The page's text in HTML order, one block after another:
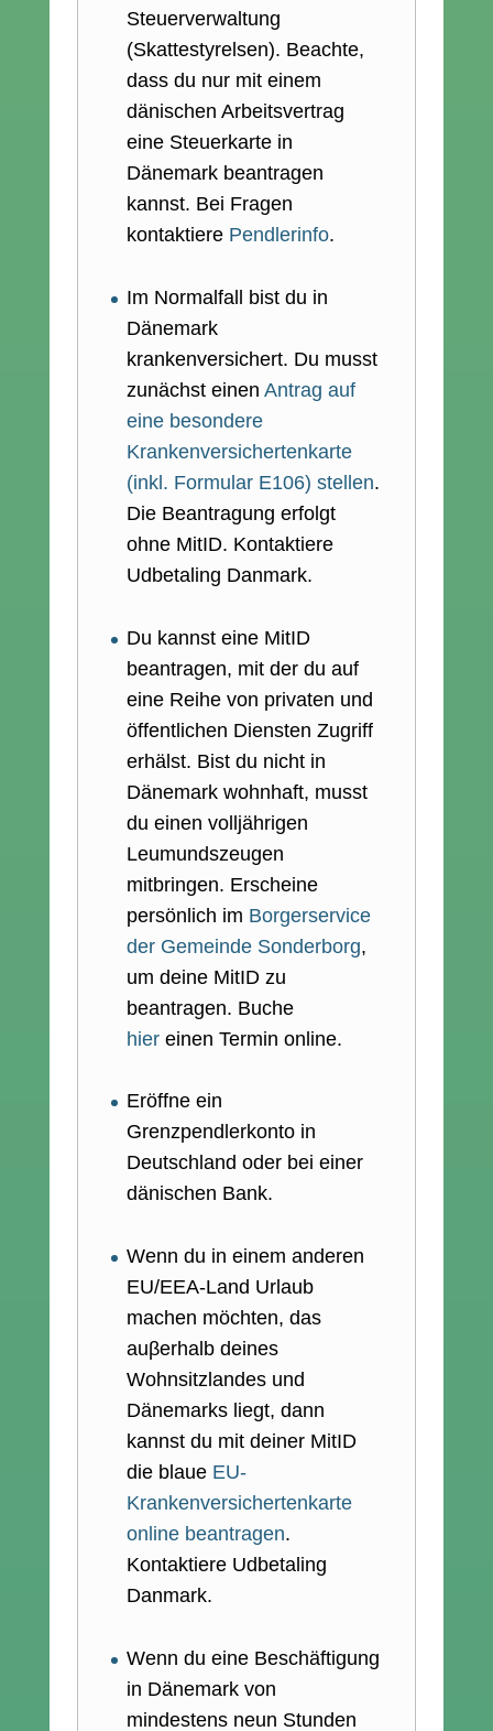
Steuerverwaltung
(Skattestyrelsen). Beachte,
dass du nur mit einem
dänischen Arbeitsvertrag
eine Steuerkarte in
Dänemark beantragen
kannst. Bei Fragen
kontaktiere Pendlerinfo.
Im Normalfall bist du in
Dänemark
krankenversichert. Du musst
zunächst einen Antrag auf
eine besondere
Krankenversichertenkarte
(inkl. Formular E106) stellen.
Die Beantragung erfolgt
ohne MitID. Kontaktiere
Udbetaling Danmark.
Du kannst eine MitID
beantragen, mit der du auf
eine Reihe von privaten und
öffentlichen Diensten Zugriff
erhälst. Bist du nicht in
Dänemark wohnhaft, musst
du einen volljährigen
Leumundszeugen
mitbringen. Erscheine
persönlich im Borgerservice
der Gemeinde Sonderborg,
um deine MitID zu
beantragen. Buche
hiereinen Termin online.
Eröffne ein
Grenzpendlerkonto in
Deutschland oder bei einer
dänischen Bank.
Wenn du in einem anderen
EU/EEA-Land Urlaub
machen möchten, das
auβerhalb deines
Wohnsitzlandes und
Dänemarks liegt, dann
kannst du mit deiner MitID
die blaue EU-
Krankenversichertenkarte
online beantragen.
Kontaktiere Udbetaling
Danmark.
Wenn du eine Beschäftigung
in Dänemark von
mindestens neun Stunden